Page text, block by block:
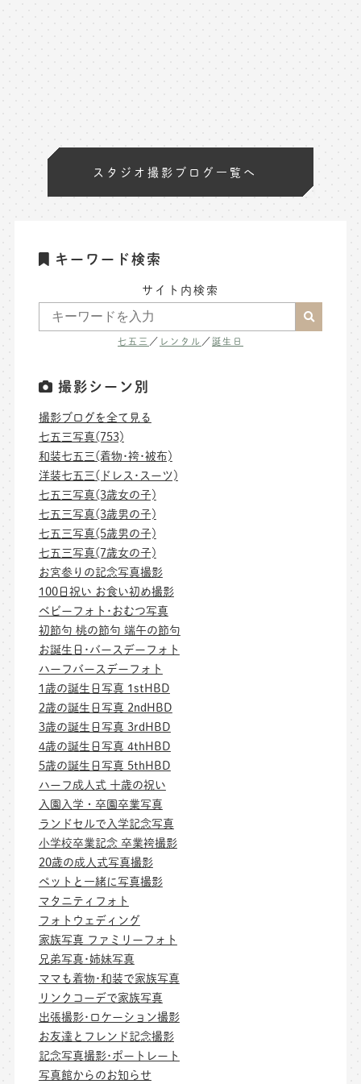
スタジオ撮影ブログ一覧へ
キーワード検索
サイト内検索
七五三 ／ レンタル ／誕生日
撮影シーン別
撮影ブログを全て見る
七五三写真(753)
和装七五三(着物･袴･被布)
洋装七五三(ドレス･スーツ)
七五三写真(3歳女の子)
七五三写真(3歳男の子)
七五三写真(5歳男の子)
七五三写真(7歳女の子)
お宮参りの記念写真撮影
100日祝い お食い初め撮影
ベビーフォト･おむつ写真
初節句 桃の節句 端午の節句
お誕生日･バースデーフォト
ハーフバースデーフォト
1歳の誕生日写真 1stHBD
2歳の誕生日写真 2ndHBD
3歳の誕生日写真 3rdHBD
4歳の誕生日写真 4thHBD
5歳の誕生日写真 5thHBD
ハーフ成人式 十歳の祝い
入園入学・卒園卒業写真
ランドセルで入学記念写真
小学校卒業記念 卒業袴撮影
20歳の成人式写真撮影
ペットと一緒に写真撮影
マタニティフォト
フォトウェディング
家族写真 ファミリーフォト
兄弟写真･姉妹写真
ママも着物･和装で家族写真
リンクコーデで家族写真
出張撮影･ロケーション撮影
お友達とフレンド記念撮影
記念写真撮影･ポートレート
写真館からのお知らせ